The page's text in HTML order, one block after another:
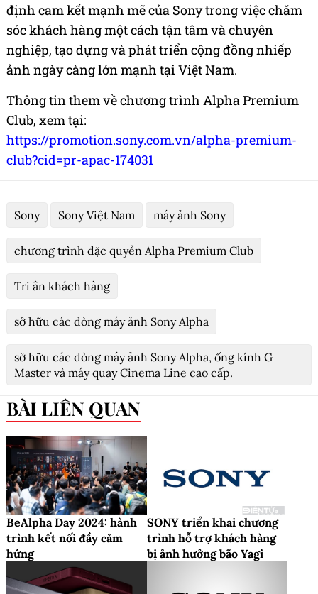
định cam kết mạnh mẽ của Sony trong việc chăm
sóc khách hàng một cách tận tâm và chuyên
nghiệp, tạo dựng và phát triển cộng đồng nhiếp
ảnh ngày càng lớn mạnh tại Việt Nam.
Thông tin them về chương trình Alpha Premium
Club, xem tại:
https://promotion.sony.com.vn/alpha-premium-
club?cid=pr-apac-174031
Sony Sony Việt Nam máy ảnh Sony
chương trình đặc quyền Alpha Premium Club
Tri ân khách hàng
sở hữu các dòng máy ảnh Sony Alpha
sở hữu các dòng máy ảnh Sony Alpha, ống kính G
Master và máy quay Cinema Line cao cấp.
BÀI LIÊN QUAN
BeAlpha Day 2024: hành
trình kết nối đầy cảm
hứng
SONY triển khai chương
trình hỗ trợ khách hàng
bị ảnh hưởng bão Yagi